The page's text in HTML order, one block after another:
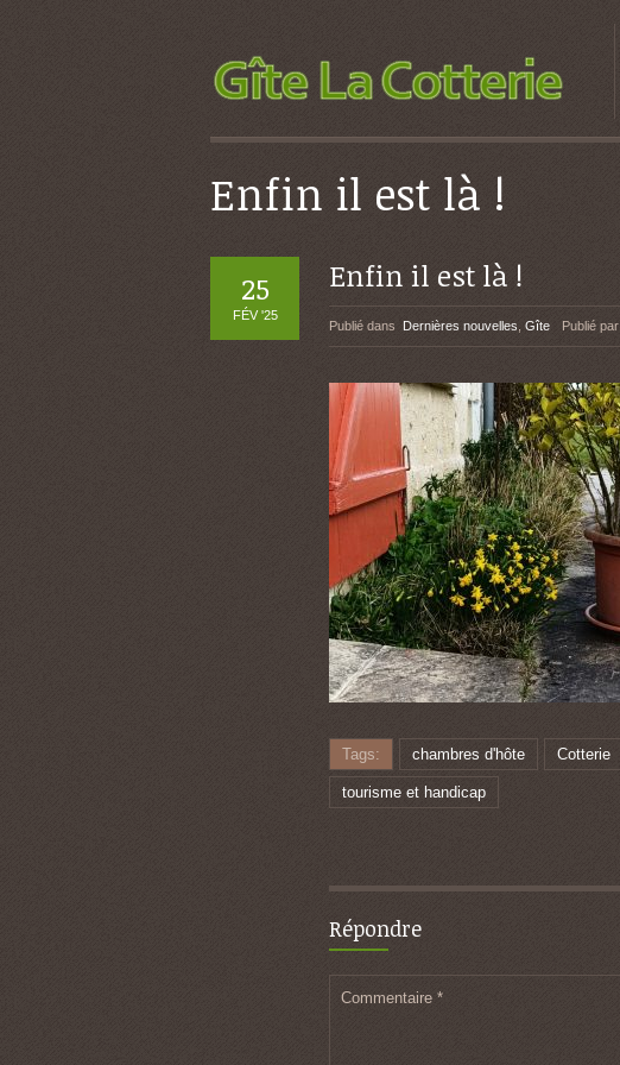
Enfin il est là !
25
FÉV '25
Enfin il est là !
Publié dans Dernières nouvelles Gîte Publié par
Tags: chambres d'hôte Cotterie
tourisme et handicap
Répondre
Commentaire *